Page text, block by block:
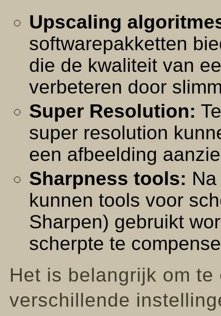
Upscaling
softwarepakketten
die de kwaliteit van
verbeteren door
Super Resolution:
super resolution
een afbeelding
Sharpness tools:
kunnen tools voor
Sharpen) gebruikt
scherpte te
Het is belangrijk om
verschillende